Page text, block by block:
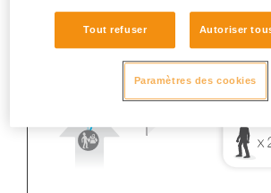
Tout refuser Autoriser
Paramètres des cookies